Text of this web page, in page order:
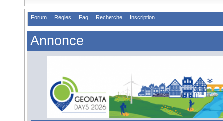
Forum Règles Faq Recherche Inscription
Annonce